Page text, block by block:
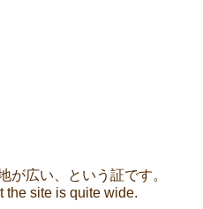
広い、という証です。
the site is quite wide.